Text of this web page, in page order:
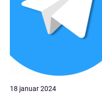
18 januar 2024